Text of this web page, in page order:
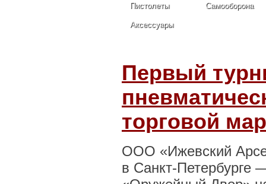
Пистолеты Самооборона
Аксессуары
Первый
торговой
ООО «Ижевский
в Санкт-Петербурге